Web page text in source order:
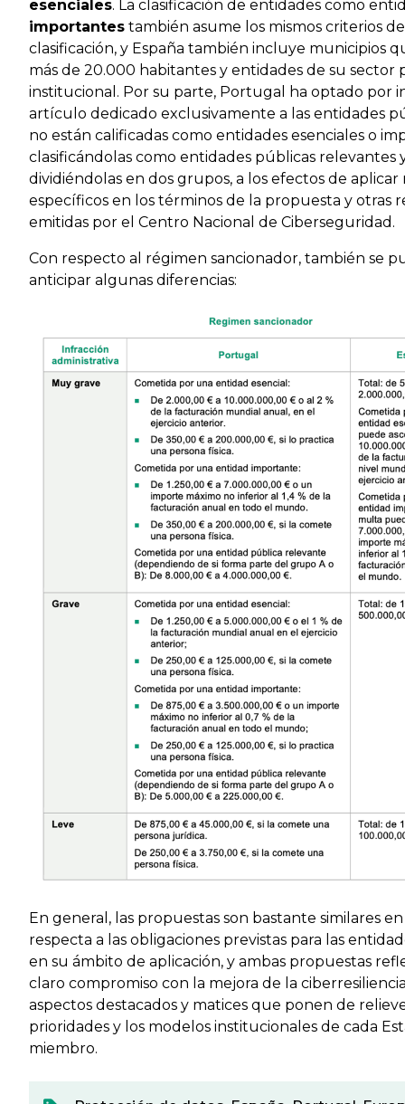
esenciales. La clasificación de entidades como
importantes también asume los mismos criterios de
clasificación, y España también incluye municipios
más de 20.000 habitantes y entidades de su sector
institucional. Por su parte, Portugal ha optado por
artículo dedicado exclusivamente a las entidades
no están calificadas como entidades esenciales o
clasificándolas como entidades públicas relevantes
dividiéndolas en dos grupos, a los efectos de
específicos en los términos de la propuesta y otras
emitidas por el Centro Nacional de Ciberseguridad.
Con respecto al régimen sancionador, también se
anticipar algunas diferencias:
En general, las propuestas son bastante similares
respecta a las obligaciones previstas para las
en su ámbito de aplicación, y ambas propuestas
claro compromiso con la mejora de la
aspectos destacados y matices que ponen de
prioridades y los modelos institucionales de cada
miembro.